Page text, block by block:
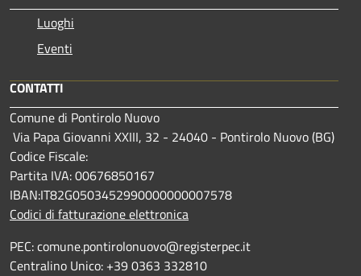
Luoghi
Eventi
CONTATTI
Comune di Pontirolo Nuovo
Via Papa Giovanni XXIII, 32 - 24040 - Pontirolo Nuovo (BG)
Codice Fiscale:
Partita IVA: 00676850167
IBAN:IT82G0503452990000000007578
Codici di fatturazione elettronica
PEC: comune.pontirolonuovo@registerpec.it
Centralino Unico: +39 0363 332810